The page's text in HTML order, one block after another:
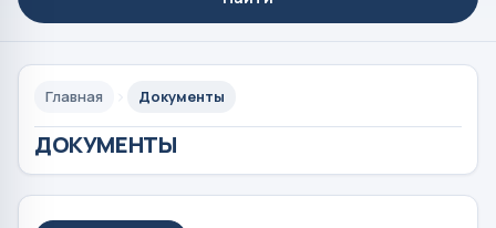
Главная Документы
ДОКУМЕНТЫ